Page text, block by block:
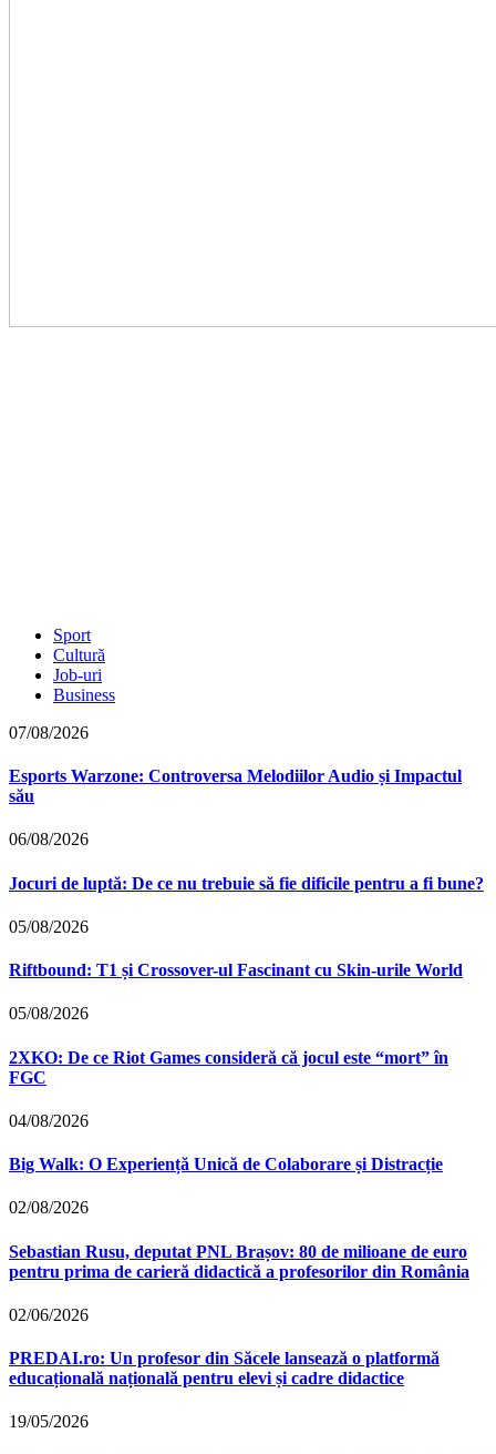
Sport
Cultură
Job-uri
Business
07/08/2026
Esports Warzone: Controversa Melodiilor Audio și Impactul
său
06/08/2026
Jocuri de luptă: De ce nu trebuie să fie dificile pentru a fi bune?
05/08/2026
Riftbound: T1 și Crossover-ul Fascinant cu Skin-urile World
05/08/2026
2XKO: De ce Riot Games consideră că jocul este “mort” în
FGC
04/08/2026
Big Walk: O Experiență Unică de Colaborare și Distracție
02/08/2026
Sebastian Rusu, deputat PNL Brașov: 80 de milioane de euro
pentru prima de carieră didactică a profesorilor din România
02/06/2026
PREDAI.ro: Un profesor din Săcele lansează o platformă
educațională națională pentru elevi și cadre didactice
19/05/2026